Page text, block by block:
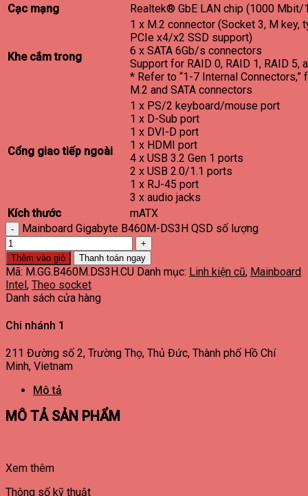
Cạc mạng
Realtek® GbE LAN chip (1000 Mbit/
Khe cắm trong
1 x M.2 connector (Socket 3, M
PCIe x4/x2 SSD support)
6 x SATA 6Gb/s connectors
Support for RAID 0, RAID 1, RAID 5,
* Refer to “1-7 Internal
M.2 and SATA connectors
Cổng giao tiếp ngoài
1 x PS/2 keyboard/mouse port
1 x D-Sub port
1 x DVI-D port
1 x HDMI port
4 x USB 3.2 Gen 1 ports
2 x USB 2.0/1.1 ports
1 x RJ-45 port
3 x audio jacks
Kích thước
mATX
Mainboard Gigabyte B460M-DS3H QSD số lượng
Thêm vào giỏ Thanh toán ngay
Mã: M.GG.B460M.DS3H.CU Danh mục: Linh kiện cũ, Mainboard
Intel, Theo socket
Danh sách cửa hàng
Chi nhánh 1
211 Đường số 2, Trường Thọ, Thủ Đức, Thành phố Hồ Chí
Minh, Vietnam
Mô tả
MÔ TẢ SẢN PHẨM
Xem thêm
Thông số kỹ thuật